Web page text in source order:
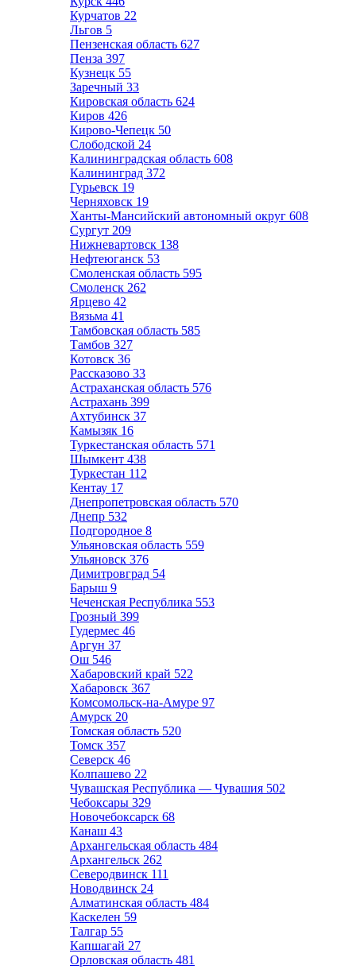
Курчатов 22
Льгов 5
Пензенская область 627
Пенза 397
Кузнецк 55
Заречный 33
Кировская область 624
Киров 426
Кирово-Чепецк 50
Слободской 24
Калининградская область 608
Калининград 372
Гурьевск 19
Черняховск 19
Ханты-Мансийский автономный округ 608
Сургут 209
Нижневартовск 138
Нефтеюганск 53
Смоленская область 595
Смоленск 262
Ярцево 42
Вязьма 41
Тамбовская область 585
Тамбов 327
Котовск 36
Рассказово 33
Астраханская область 576
Астрахань 399
Ахтубинск 37
Камызяк 16
Туркестанская область 571
Шымкент 438
Туркестан 112
Кентау 17
Днепропетровская область 570
Днепр 532
Подгородное 8
Ульяновская область 559
Ульяновск 376
Димитровград 54
Барыш 9
Чеченская Республика 553
Грозный 399
Гудермес 46
Аргун 37
Ош 546
Хабаровский край 522
Хабаровск 367
Комсомольск-на-Амуре 97
Амурск 20
Томская область 520
Томск 357
Северск 46
Колпашево 22
Чувашская Республика — Чувашия 502
Чебоксары 329
Новочебоксарск 68
Канаш 43
Архангельская область 484
Архангельск 262
Северодвинск 111
Новодвинск 24
Алматинская область 484
Каскелен 59
Талгар 55
Капшагай 27
Орловская область 481